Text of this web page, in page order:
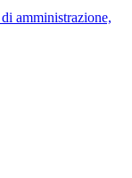
amministrazione,